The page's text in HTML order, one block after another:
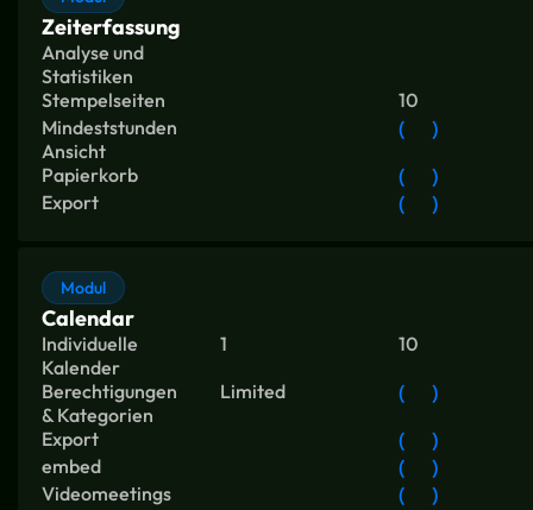
Zeiterfassung
Analyse und
Statistiken
Stempelseiten
10
Mindeststunden
Ansicht
( )
Papierkorb ( )
Export ( )
Modul
Calendar
Individuelle
Kalender
1
10
Berechtigungen
& Kategorien
Limited ( )
Export ( )
embed ( )
Videomeetings ( )